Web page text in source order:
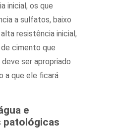
inicial, os que
a sulfatos, baixo
resistência inicial,
cimento que
ser apropriado
a que ele ficará
e
patológicas